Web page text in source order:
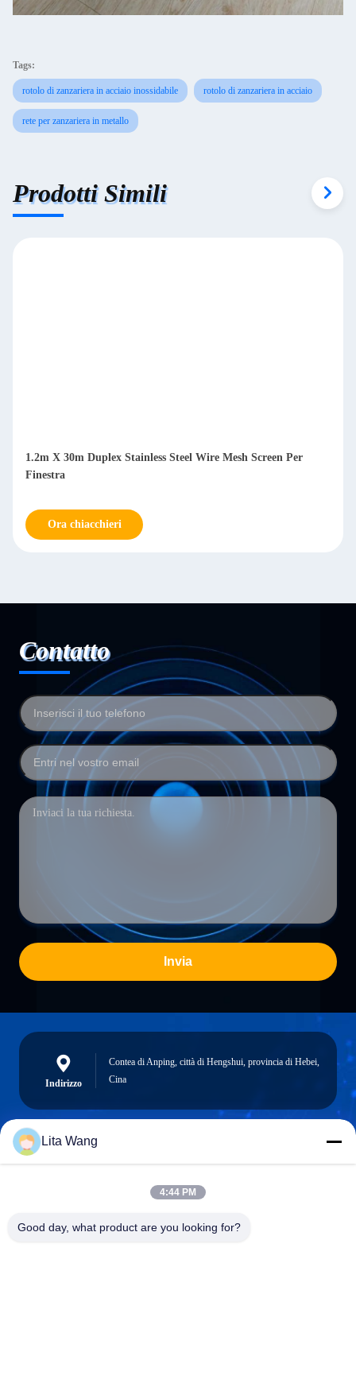
Tags:
rotolo di zanzariera in acciaio inossidabile rotolo di zanzariera in acciaio
rete per zanzariera in metallo
Prodotti Simili
1.2m X 30m Duplex Stainless Steel Wire Mesh Screen Per
Finestra
Ora chiacchieri
Contatto
Invia
Indirizzo
Contea di Anping, città di Hengshui, provincia di Hebei,
Cina
lita@screenmeshnet.com
Lita Wang
4:44 PM
Good day, what product are you looking for?